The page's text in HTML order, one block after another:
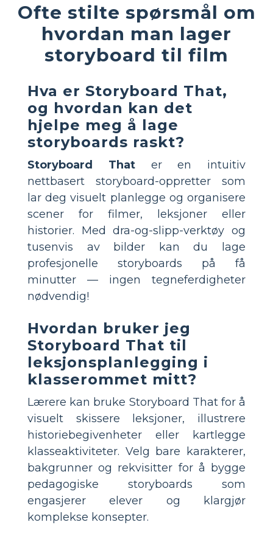
Ofte stilte spørsmål om
hvordan man lager
storyboard til film
Hva er Storyboard That,
og hvordan kan det
hjelpe meg å lage
storyboards raskt?
Storyboard Thater en intuitiv
nettbasert storyboard-oppretter som
lar deg visuelt planlegge og organisere
scener for filmer, leksjoner eller
historier. Med dra-og-slipp-verktøy og
tusenvis av bilder kan du lage
profesjonelle storyboards på få
minutter — ingen tegneferdigheter
nødvendig!
Hvordan bruker jeg
Storyboard That til
leksjonsplanlegging i
klasserommet mitt?
Lærere kan bruke Storyboard That for å
visuelt skissere leksjoner, illustrere
historiebegivenheter eller kartlegge
klasseaktiviteter. Velg bare karakterer,
bakgrunner og rekvisitter for å bygge
pedagogiske storyboards som
engasjerer elever og klargjør
komplekse konsepter.